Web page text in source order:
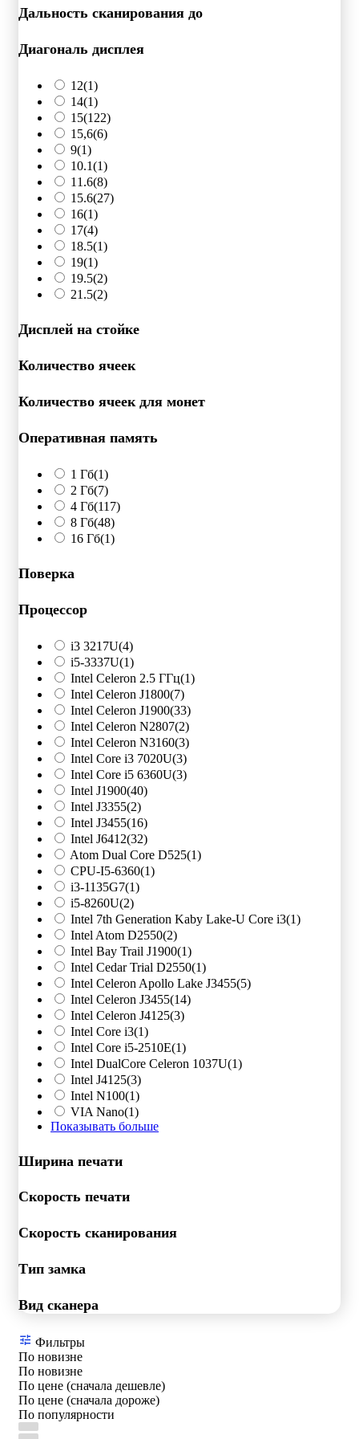
Дальность сканирования до
Диагональ дисплея
12(1)
14(1)
15(122)
15,6(6)
9(1)
10.1(1)
11.6(8)
15.6(27)
16(1)
17(4)
18.5(1)
19(1)
19.5(2)
21.5(2)
Дисплей на стойке
Количество ячеек
Количество ячеек для монет
Оперативная память
1 Гб(1)
2 Гб(7)
4 Гб(117)
8 Гб(48)
16 Гб(1)
Поверка
Процессор
i3 3217U(4)
i5-3337U(1)
Intel Celeron 2.5 ГГц(1)
Intel Celeron J1800(7)
Intel Celeron J1900(33)
Intel Celeron N2807(2)
Intel Celeron N3160(3)
Intel Core i3 7020U(3)
Intel Core i5 6360U(3)
Intel J1900(40)
Intel J3355(2)
Intel J3455(16)
Intel J6412(32)
Atom Dual Core D525(1)
CPU-I5-6360(1)
i3-1135G7(1)
i5-8260U(2)
Intel 7th Generation Kaby Lake-U Core i3(1)
Intel Atom D2550(2)
Intel Bay Trail J1900(1)
Intel Cedar Trial D2550(1)
Intel Celeron Apollo Lake J3455(5)
Intel Celeron J3455(14)
Intel Celeron J4125(3)
Intel Core i3(1)
Intel Core i5-2510E(1)
Intel DualCore Celeron 1037U(1)
Intel J4125(3)
Intel N100(1)
VIA Nano(1)
Показывать больше
Ширина печати
Скорость печати
Скорость сканирования
Тип замка
Вид сканера
Фильтры
По новизне
По новизне
По цене (сначала дешевле)
По цене (сначала дороже)
По популярности